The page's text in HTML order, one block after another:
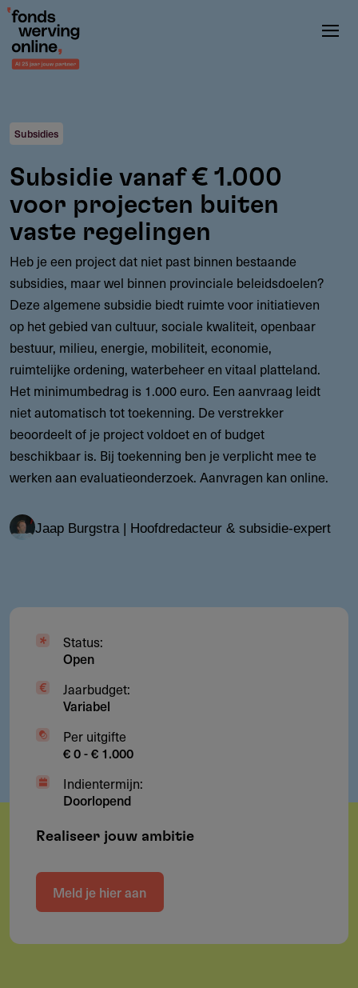
Overslaan
naar
de
gaan
Subsidies
Subsidie vanaf € 1.000
voor projecten buiten
vaste regelingen
Heb je een project dat niet past binnen bestaande
subsidies, maar wel binnen provinciale beleidsdoelen?
Deze algemene subsidie biedt ruimte voor initiatieven
op het gebied van cultuur, sociale kwaliteit, openbaar
bestuur, milieu, energie, mobiliteit, economie,
ruimtelijke ordening, waterbeheer en vitaal platteland.
Het minimumbedrag is 1.000 euro. Een aanvraag leidt
niet automatisch tot toekenning. De verstrekker
beoordeelt of je project voldoet en of budget
beschikbaar is. Bij toekenning ben je verplicht mee te
werken aan evaluatieonderzoek. Aanvragen kan online.
Jaap Burgstra | Hoofdredacteur & subsidie-expert
Status:
Open
Jaarbudget:
Variabel
Per uitgifte
€ 0 - € 1.000
Indientermijn:
Doorlopend
Realiseer jouw ambitie
Meld je hier aan